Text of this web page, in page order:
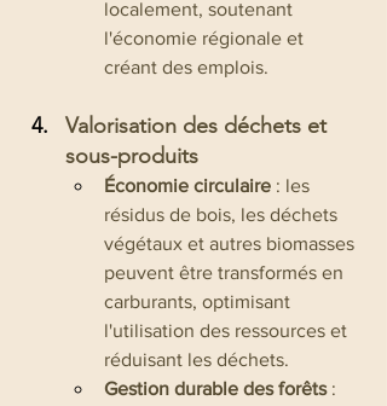
localement, soutenant
l'économie régionale et
créant des emplois.
Valorisation des déchets et
sous-produits
Économie circulaire : les
résidus de bois, les déchets
végétaux et autres biomasses
peuvent être transformés en
carburants, optimisant
l'utilisation des ressources et
réduisant les déchets.
Gestion durable des forêts :